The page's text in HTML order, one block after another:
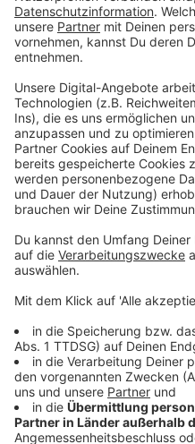
auf der SPD-Agenda für
Mobilität: unter anderem
Fahrradabstellplätze pro
Anzeige
Selimi neuer SPD-
Anzeige
Personell wird OB-
Vorsitzenden unterstützt:
Martens gewählt worden.
Anzeige
Weitere Infos und
Anzeige